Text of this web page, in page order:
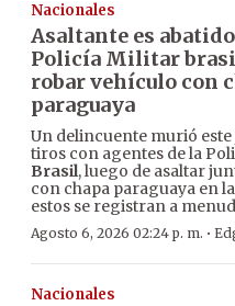
Nacionales
Asaltante es
Policía Militar
robar vehículo con
paraguaya
Un delincuente murió
tiros con agentes de la
Brasil, luego de asaltar
con chapa paraguaya en
estos se registran a
Agosto 6, 2026 02:24 p. m. ·
Nacionales